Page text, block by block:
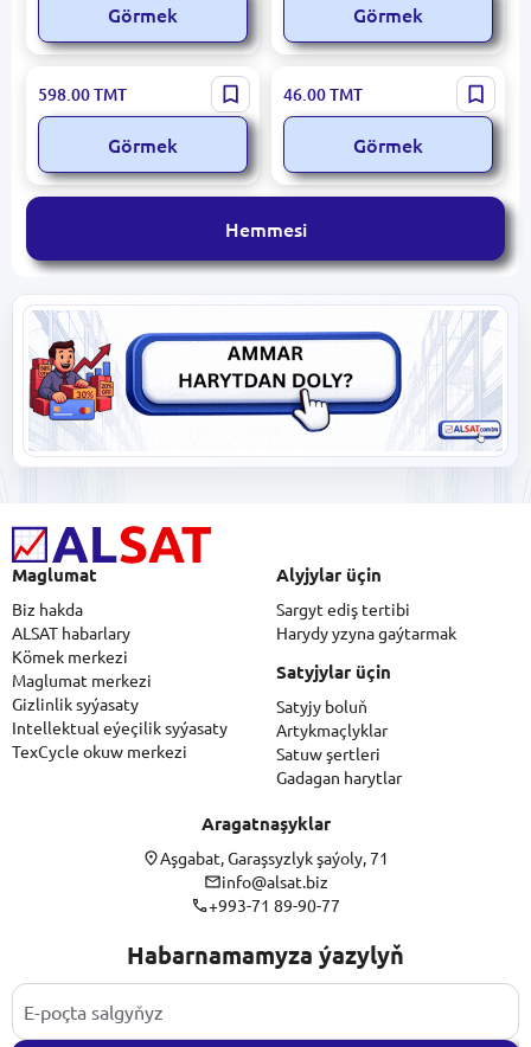
Görmek Görmek
ALTIN Hamyr köpüriji 10
kg, öndürijiniň kepilligi
bilen
598.00TMT
Görmek
ALTIN 600g hünärmenlik
hamyr köpürdejisi
46.00TMT
Görmek
Hemmesi
Maglumat
Biz hakda
ALSAT habarlary
Kömek merkezi
Maglumat merkezi
Gizlinlik syýasaty
Intellektual eýeçilik syýasaty
TexCycle okuw merkezi
Alyjylar üçin
Sargyt ediş tertibi
Harydy yzyna gaýtarmak
Satyjylar üçin
Satyjy boluň
Artykmaçlyklar
Satuw şertleri
Gadagan harytlar
Aragatnaşyklar
Aşgabat, Garaşsyzlyk şaýoly, 71
info@alsat.biz
+993-71 89-90-77
Habarnamamyza ýazylyň